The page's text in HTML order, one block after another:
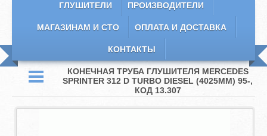
ГЛУШИТЕЛИ ПРОИЗВОДИТЕЛИ
МАГАЗИНАМ И СТО ОПЛАТА И ДОСТАВКА
КОНТАКТЫ
КОНЕЧНАЯ ТРУБА ГЛУШИТЕЛЯ MERCEDES
SPRINTER 312 D TURBO DIESEL (4025MM) 95-,
КОД 13.307